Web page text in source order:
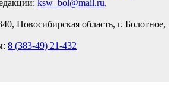
ksw_bol@mail.ru,
Новосибирская область, г. Болотное,
8 (383-49) 21-432